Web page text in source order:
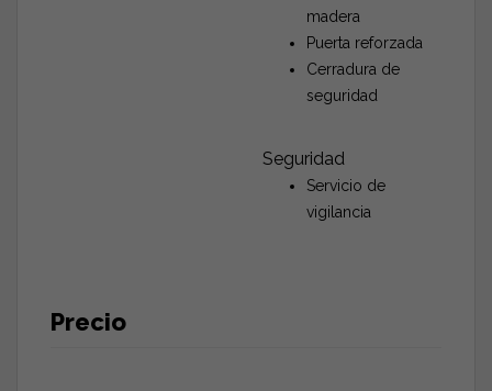
madera
Puerta reforzada
Cerradura de
seguridad
Seguridad
Servicio de
vigilancia
Precio